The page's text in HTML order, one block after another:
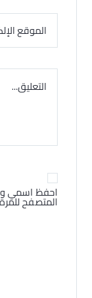
احفظ اسمي
المتصفح